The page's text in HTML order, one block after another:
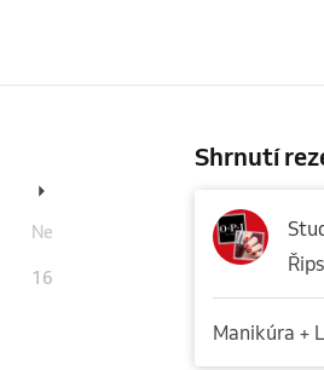
Ne
16
Shrnutí
Manikúra +